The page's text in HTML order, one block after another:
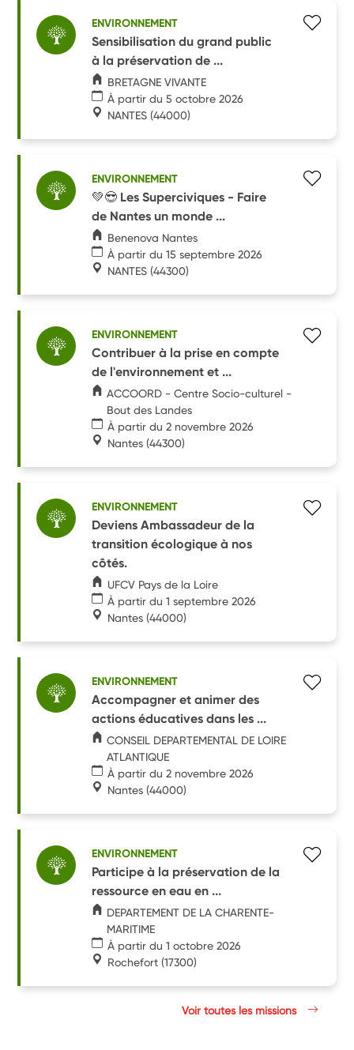
ENVIRONNEMENT
Sensibilisation du grand public
à la préservation de ...
BRETAGNE VIVANTE
À partir du 5 octobre 2026
NANTES (44000)
ENVIRONNEMENT
💚😎 Les Superciviques - Faire
de Nantes un monde ...
Benenova Nantes
À partir du 15 septembre 2026
NANTES (44300)
ENVIRONNEMENT
Contribuer à la prise en compte
de l'environnement et ...
ACCOORD - Centre Socio-culturel -
Bout des Landes
À partir du 2 novembre 2026
Nantes (44300)
ENVIRONNEMENT
Deviens Ambassadeur de la
transition écologique à nos
côtés.
UFCV Pays de la Loire
À partir du 1 septembre 2026
Nantes (44000)
ENVIRONNEMENT
Accompagner et animer des
actions éducatives dans les ...
CONSEIL DEPARTEMENTAL DE LOIRE
ATLANTIQUE
À partir du 2 novembre 2026
Nantes (44000)
ENVIRONNEMENT
Participe à la préservation de la
ressource en eau en ...
DEPARTEMENT DE LA CHARENTE-
MARITIME
À partir du 1 octobre 2026
Rochefort (17300)
Voir toutes les missions